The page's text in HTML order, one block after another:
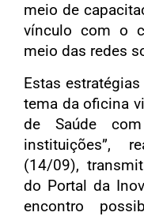
meio de
vínculo com o
meio das redes
Estas
tema da oficina
de Saúde
instituições”,
(14/09),
do Portal da
encontro